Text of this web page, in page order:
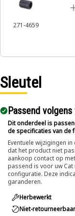
equipment
271-4659
Sleutel
Passend
Dit onderdeel is
de specificaties van de
Eventuele wijzigingen
dat het product niet
aankoop contact op
passend is voor uw
configuratie. Deze
garanderen.
Herbewerkt
Niet-retourneerbaar